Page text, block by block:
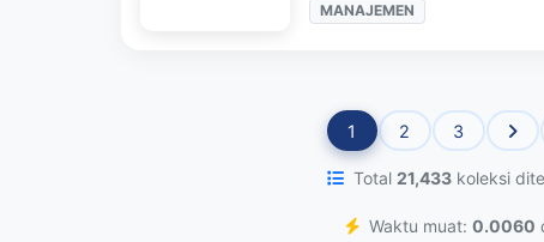
MANAJEMEN
1 2 3
Total 21,433 koleksi
Waktu muat: 0.0060